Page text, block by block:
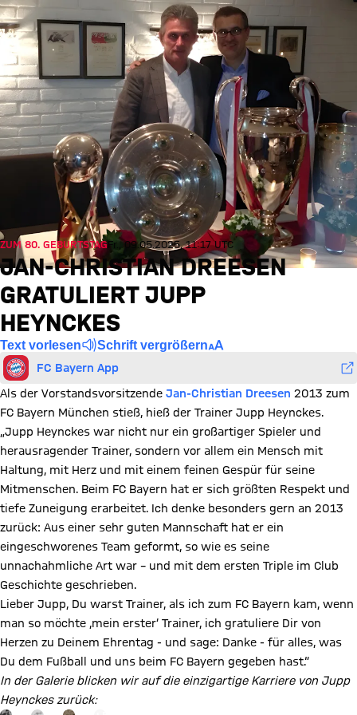
ZUM 80. GEBURTSTAGFr., 09.05.2025, 11:17 UTC
JAN-CHRISTIAN DREESEN
GRATULIERT JUPP
HEYNCKES
Text vorlesen Schrift vergrößern
FC Bayern App
Als der Vorstandsvorsitzende Jan-Christian Dreesen 2013 zum
FC Bayern München stieß, hieß der Trainer Jupp Heynckes.
„Jupp Heynckes war nicht nur ein großartiger Spieler und
herausragender Trainer, sondern vor allem ein Mensch mit
Haltung, mit Herz und mit einem feinen Gespür für seine
Mitmenschen. Beim FC Bayern hat er sich größten Respekt und
tiefe Zuneigung erarbeitet. Ich denke besonders gern an 2013
zurück: Aus einer sehr guten Mannschaft hat er ein
eingeschworenes Team geformt, so wie es seine
unnachahmliche Art war – und mit dem ersten Triple im Club
Geschichte geschrieben.
Lieber Jupp, Du warst Trainer, als ich zum FC Bayern kam, wenn
man so möchte ‚mein erster‘ Trainer, ich gratuliere Dir von
Herzen zu Deinem Ehrentag - und sage: Danke - für alles, was
Du dem Fußball und uns beim FC Bayern gegeben hast.“
Video abspielen
In der Galerie blicken wir auf die einzigartige Karriere von Jupp
Heynckes zurück: